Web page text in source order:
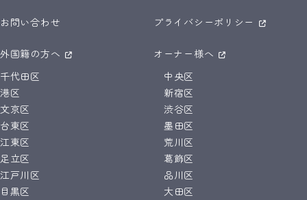
お問い合わせ プライバシーポリシー
外国籍の方へ
オーナー様へ
千代田区
中央区
港区
新宿区
文京区
渋谷区
台東区
墨田区
江東区
荒川区
足立区
葛飾区
江戸川区
品川区
目黒区
大田区